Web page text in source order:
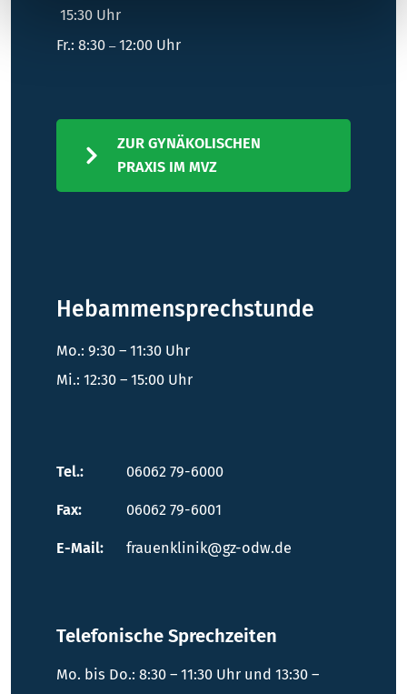
15:30 Uhr
Fr.: 8:30 – 12:00 Uhr
ZUR GYNÄKOLISCHEN
PRAXIS IM MVZ
Hebammensprechstunde
Mo.: 9:30 – 11:30 Uhr
Mi.: 12:30 – 15:00 Uhr
Tel.: 06062 79-6000
Fax: 06062 79-6001
E-Mail: frauenklinik@gz-odw.de
Telefonische Sprechzeiten
Mo. bis Do.: 8:30 – 11:30 Uhr und 13:30 –